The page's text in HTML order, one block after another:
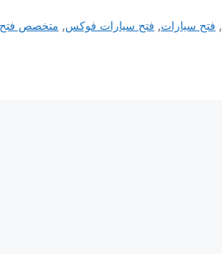
, فتح سيارات, فتح سيارات فوكس, متخصص فتح